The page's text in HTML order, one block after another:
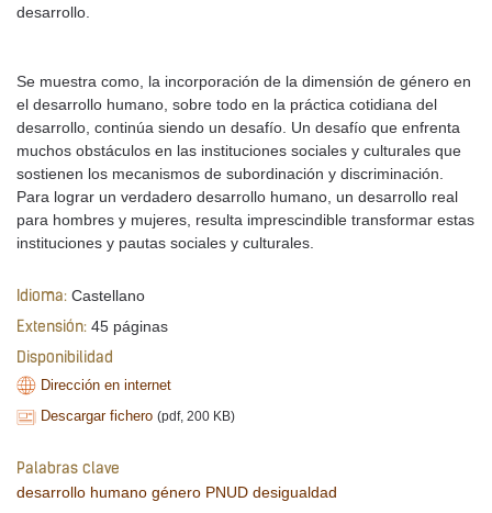
desarrollo.
Se muestra como, la incorporación de la dimensión de género en
el desarrollo humano, sobre todo en la práctica cotidiana del
desarrollo, continúa siendo un desafío. Un desafío que enfrenta
muchos obstáculos en las instituciones sociales y culturales que
sostienen los mecanismos de subordinación y discriminación.
Para lograr un verdadero desarrollo humano, un desarrollo real
para hombres y mujeres, resulta imprescindible transformar estas
instituciones y pautas sociales y culturales.
Idioma: Castellano
Extensión: 45 páginas
Disponibilidad
Dirección en internet
Descargar fichero (pdf, 200 KB)
Palabras clave
desarrollo humano género PNUD desigualdad